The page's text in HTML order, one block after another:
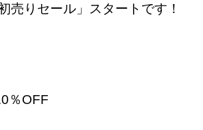
売りセール」スタートです！
％OFF